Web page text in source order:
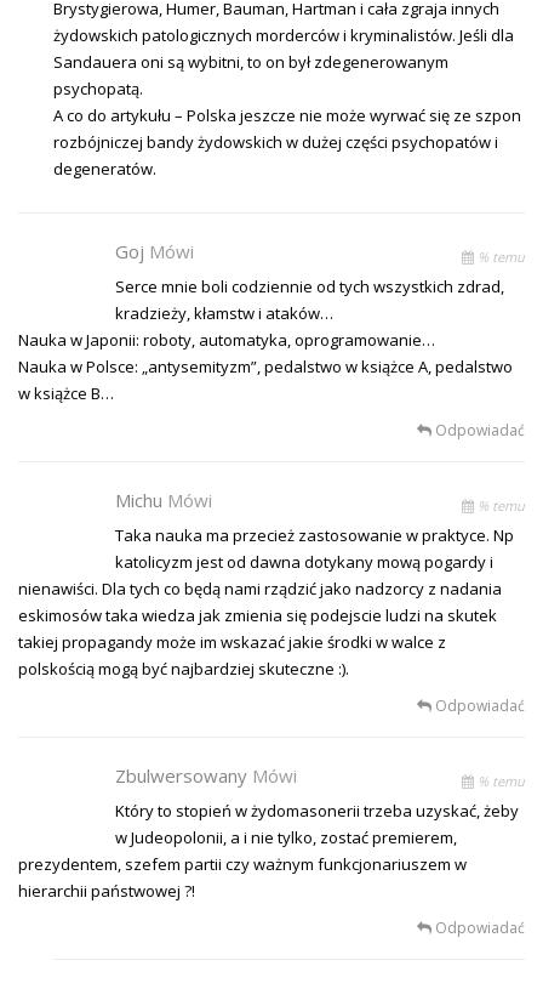
Brystygierowa, Humer, Bauman, Hartman i cała zgraja innych
żydowskich patologicznych morderców i kryminalistów. Jeśli dla
Sandauera oni są wybitni, to on był zdegenerowanym
psychopatą.
A co do artykułu – Polska jeszcze nie może wyrwać się ze szpon
rozbójniczej bandy żydowskich w dużej części psychopatów i
degeneratów.
Goj Mówi % temu
Serce mnie boli codziennie od tych wszystkich zdrad,
kradzieży, kłamstw i ataków…
Nauka w Japonii: roboty, automatyka, oprogramowanie…
Nauka w Polsce: „antysemityzm”, pedalstwo w książce A, pedalstwo
w książce B…
Odpowiadać
Michu Mówi % temu
Taka nauka ma przecież zastosowanie w praktyce. Np
katolicyzm jest od dawna dotykany mową pogardy i
nienawiści. Dla tych co będą nami rządzić jako nadzorcy z nadania
eskimosów taka wiedza jak zmienia się podejscie ludzi na skutek
takiej propagandy może im wskazać jakie środki w walce z
polskością mogą być najbardziej skuteczne :).
Odpowiadać
Zbulwersowany Mówi % temu
Który to stopień w żydomasonerii trzeba uzyskać, żeby
w Judeopolonii, a i nie tylko, zostać premierem,
prezydentem, szefem partii czy ważnym funkcjonariuszem w
hierarchii państwowej ?!
Odpowiadać